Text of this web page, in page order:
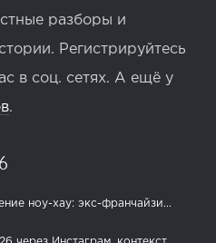
разборы и
Регистрируйтесь
в соц. сетях. А ещё у
.
ноу-хау: экс-франчайзи...